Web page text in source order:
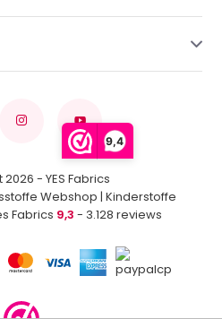
9,4
- YES Fabrics
Webshop | Kinderstoffe
Fabrics 9,3 - 3.128 reviews